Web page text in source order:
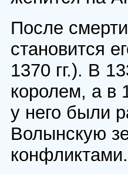
После
становится
1370 гг.). В
королем, а в
у него были
Волынскую
конфликтами.